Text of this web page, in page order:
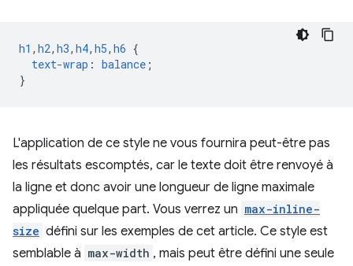
h1 , h2, h3, h4, h5, h6 {
text-wrap : balance ;
}
L'application de ce style ne vous fournira peut-être pas
les résultats escomptés, car le texte doit être renvoyé à
la ligne et donc avoir une longueur de ligne maximale
appliquée quelque part. Vous verrez un max-inline-
size défini sur les exemples de cet article. Ce style est
semblable à max-width , mais peut être défini une seule